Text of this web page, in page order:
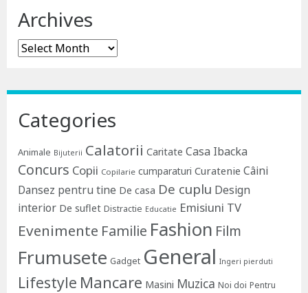
Archives
Archives
Categories
Animale Bijuterii Calatorii Caritate Casa Ibacka
Concurs Copii Copilarie cumparaturi Curatenie Câini
Dansez pentru tine De casa De cuplu Design
interior De suflet Distractie Educatie Emisiuni TV
Evenimente Familie Fashion Film
Frumusete Gadget General Ingeri pierduti
Lifestyle Mancare Masini Muzica Noi doi Pentru